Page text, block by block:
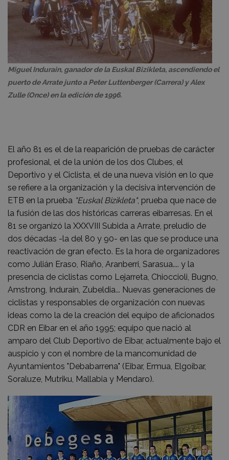
Miguel Indurain, ganador de la Euskal Bizikleta, ascendiendo el
puerto de Arrate junto a Peter Luttenberger (Carrera) y Alex
Zulle (Once) en la edición de 1996.
El año 81 es el de la reaparición de pruebas de carácter
profesional, el de la unión de los dos Clubes, el
Deportivo y el Ciclista, el de una nueva visión en lo que
se refiere a la organización y la decisiva intervención de
ETB en la prueba "Euskal Bizikleta", prueba que nace de
la fusión de las dos históricas carreras eibarresas. En el
81 se organizó la XXXVIII Subida a Arrate, preludio de
dos décadas -la del 80 y 90- en las que se produce una
reactivación de gran efecto. Es la hora de organizadores
como Julián Eraso, Riaño, Aranberri, Sarasua.... y la
presencia de ciclistas como Lejarreta, Chioccioli, Bugno,
Amstrong, Indurain, Zubeldia... Nuevas generaciones de
ciclistas y responsables de organización con nuevas
ideas como la de la creación del equipo de aficionados
CDR en Eibar en el año 1995; equipo que nació al
amparo del Club Deportivo de Eibar, actualmente bajo el
auspicio y con el nombre de la mancomunidad de
Ayuntamientos "Debabarrena" (Eibar, Ermua, Elgoibar,
Soraluze, Mutriku, Mallabia y Mendaro).